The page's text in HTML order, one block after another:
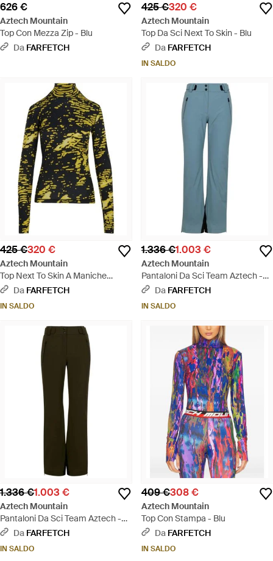
626 €
Aztech Mountain
Top Con Mezza Zip - Blu
Da FARFETCH
425 €320 €
Aztech Mountain
Top Da Sci Next To Skin - Blu
Da FARFETCH
IN SALDO
425 €320 €
Aztech Mountain
Top Next To Skin A Maniche
Lunghe - Verde
Da FARFETCH
IN SALDO
1.336 €1.003 €
Aztech Mountain
Pantaloni Da Sci Team Aztech -
Blu Da FARFETCH
IN SALDO
1.336 €1.003 €
Aztech Mountain
Pantaloni Da Sci Team Aztech -
Verde
Da FARFETCH
IN SALDO
409 €308 €
Aztech Mountain
Top Con Stampa - Blu
Da FARFETCH
IN SALDO